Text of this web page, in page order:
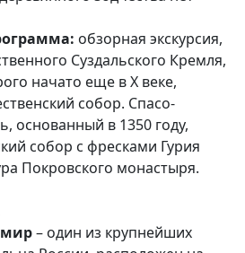
обзорная экскурсия,
Суздальского Кремля,
начато еще в X веке,
собор. Спасо-
основанный в 1350 году,
собор с фресками Гурия
Покровского монастыря.
– один из крупнейших